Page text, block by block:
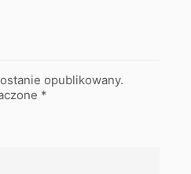
opublikowany.
*